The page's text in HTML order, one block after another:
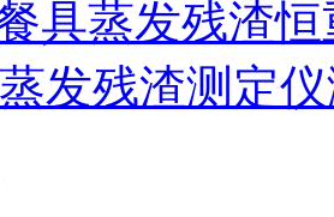
具蒸发残渣
发残渣测定